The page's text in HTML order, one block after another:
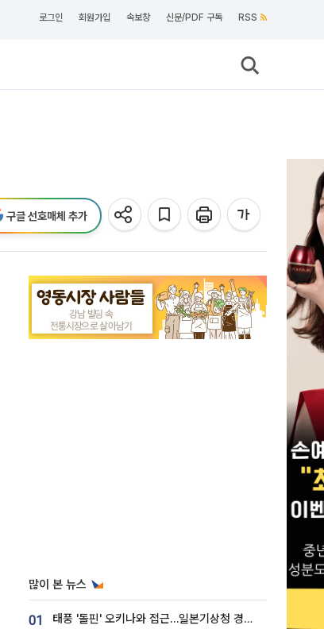
로그인 회원가입 속보창 신문/PDF 구독 RSS
구글 선호매체 추가
많이 본 뉴스
01 태풍 '돌핀' 오키나와 접근…일본기상청 경로 업데이트